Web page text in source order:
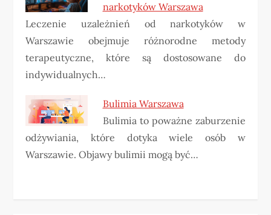
narkotyków Warszawa
Leczenie uzależnień od narkotyków w
Warszawie obejmuje różnorodne metody
terapeutyczne, które są dostosowane do
indywidualnych…
Bulimia Warszawa
Bulimia to poważne zaburzenie
odżywiania, które dotyka wiele osób w
Warszawie. Objawy bulimii mogą być…